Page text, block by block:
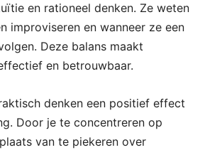
en rationeel denken. Ze weten
improviseren en wanneer ze een
Deze balans maakt
en betrouwbaar.
denken een positief effect
Door je te concentreren op
van te piekeren over